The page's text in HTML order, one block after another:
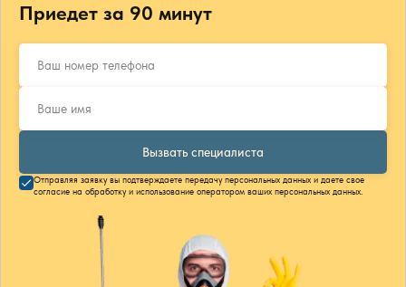
Приедет за 90 минут
Вызвать специалиста
Отправляя заявку вы подтверждаете передачу персональных данных и даете свое
согласие на обработку и использование оператором ваших персональных данных.